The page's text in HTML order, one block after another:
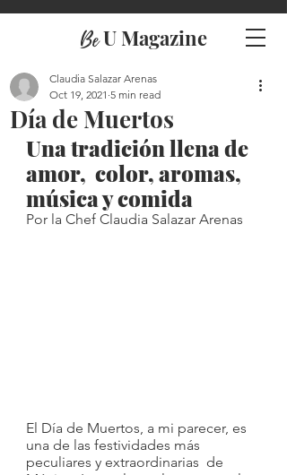
BeU Magazine
Día de Muertos
Claudia Salazar Arenas
Oct 19, 2021 5 min read
Una tradición llena de
amor,  color, aromas,
música y comida
Por la Chef Claudia Salazar Arenas
El Día de Muertos, a mi parecer, es
una de las festividades más
peculiares y extraordinarias  de